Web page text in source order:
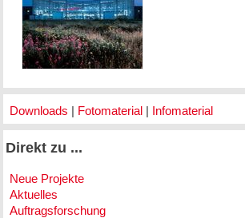
Downloads | Fotomaterial| Infomaterial
Direkt zu ...
Neue Projekte
Aktuelles
Auftragsforschung